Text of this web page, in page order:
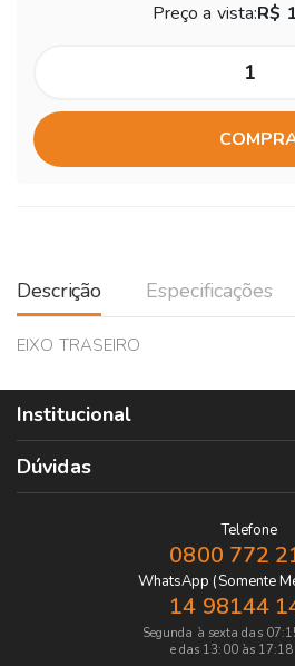
Preço a vista:R$
Descrição Especificações
EIXO TRASEIRO
Institucional
Dúvidas
Telefone
0800 772
WhatsApp (Somente
14 98144
Segunda à sexta das
e das 13:00 às